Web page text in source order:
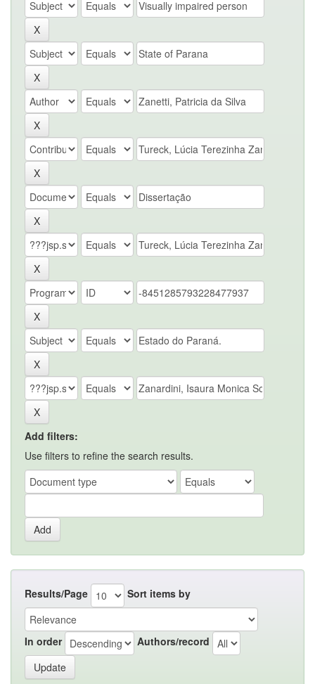
Add filters:
Use filters to refine the search results.
Results/Page Sort items by
In order Authors/record